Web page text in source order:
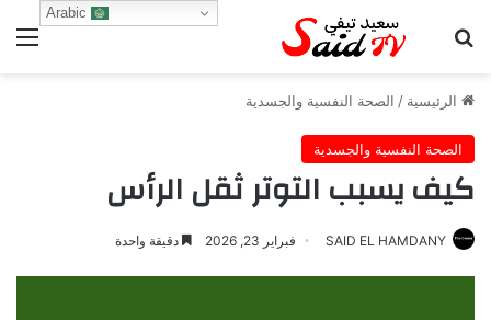
بحث عن
الرئيسية / الصحة النفسية والجسدية
الصحة النفسية والجسدية
كيف يسبب التوتر ثقل الرأس
SAID EL HAMDANY فبراير 23, 2026 دقيقة واحدة